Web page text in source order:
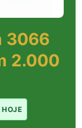
3066
2.000
HOJE